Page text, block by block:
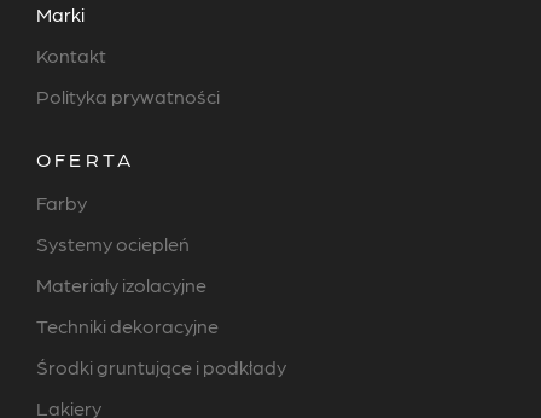
Marki
Kontakt
Polityka prywatności
OFERTA
Farby
Systemy ociepleń
Materiały izolacyjne
Techniki dekoracyjne
Środki gruntujące i podkłady
Lakiery